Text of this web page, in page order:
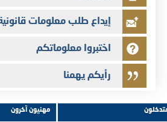
إيداع طلب معلومات
اختبروا معلوماتكم
رأيكم يهمنا
مهنيون آخرون